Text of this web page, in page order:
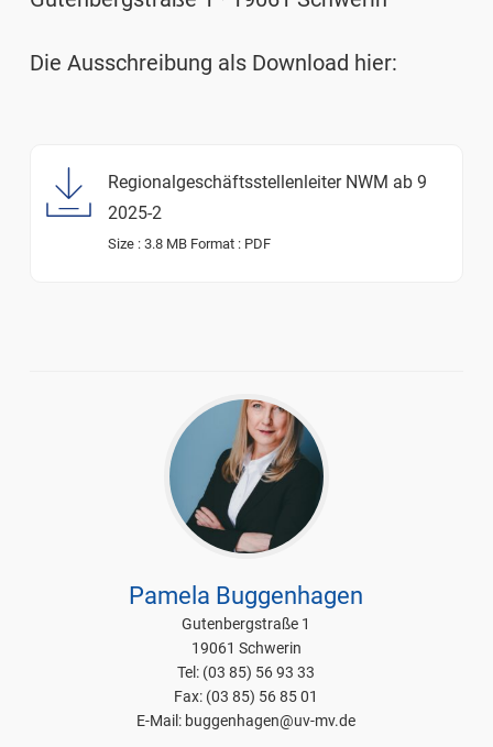
Die Ausschreibung als Download hier:
Regionalgeschäftsstellenleiter NWM ab 9
2025-2
Size : 3.8 MBFormat : PDF
Pamela Buggenhagen
Gutenbergstraße 1
19061 Schwerin
Tel: (03 85) 56 93 33
Fax: (03 85) 56 85 01
E-Mail: buggenhagen@uv-mv.de